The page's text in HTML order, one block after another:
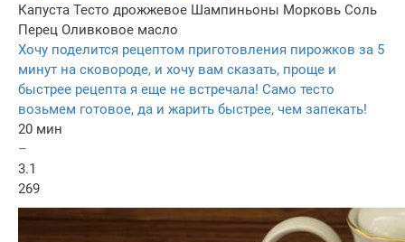
Капуста Тесто дрожжевое Шампиньоны Морковь Соль
Перец Оливковое масло
Хочу поделится рецептом приготовления пирожков за 5
минут на сковороде, и хочу вам сказать, проще и
быстрее рецепта я еще не встречала! Само тесто
возьмем готовое, да и жарить быстрее, чем запекать!
20 мин
–
3.1
269